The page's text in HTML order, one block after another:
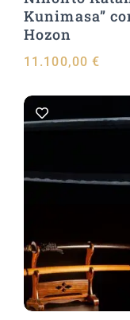
Kunimasa”
Hozon
11.100,00 €